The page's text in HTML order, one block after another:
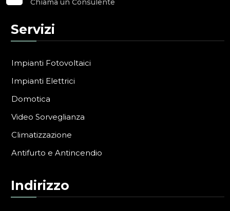
Chiama un Consulente
Servizi
Impianti Fotovoltaici
Impianti Elettrici
Domotica
Video Sorveglianza
Climatizzazione
Antifurto e Antincendio
Indirizzo